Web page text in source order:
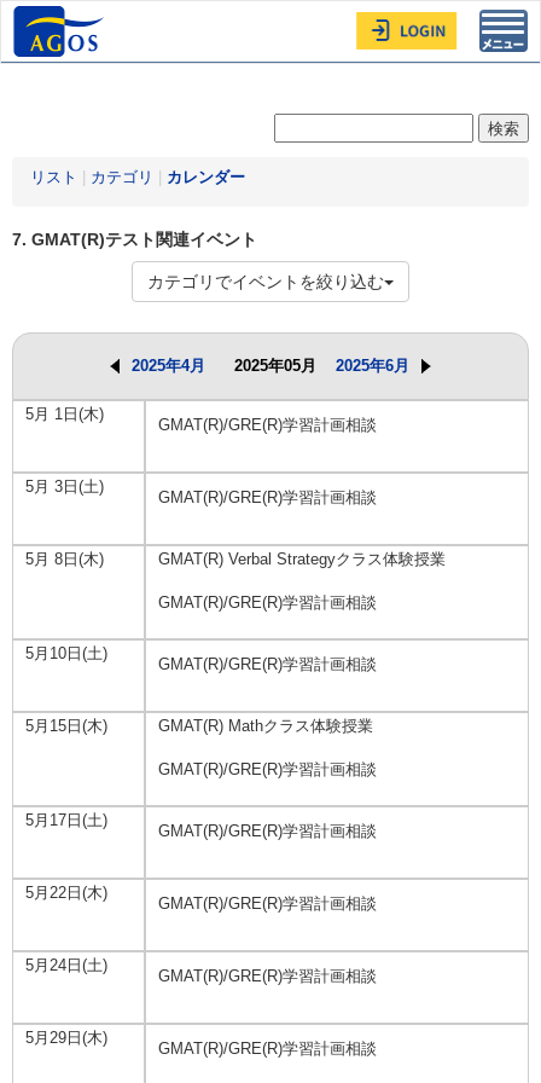
リスト カテゴリ カレンダー
7. GMAT(R)テスト関連イベント
カテゴリでイベントを絞り込む
2025年4月 2025年05月 2025年6月
5月 1日(木)
GMAT(R)/GRE(R)学習計画相談
5月 3日(土)
GMAT(R)/GRE(R)学習計画相談
5月 8日(木) GMAT(R) Verbal Strategyクラス体験授業
GMAT(R)/GRE(R)学習計画相談
5月10日(土)
GMAT(R)/GRE(R)学習計画相談
5月15日(木) GMAT(R) Mathクラス体験授業
GMAT(R)/GRE(R)学習計画相談
5月17日(土)
GMAT(R)/GRE(R)学習計画相談
5月22日(木)
GMAT(R)/GRE(R)学習計画相談
5月24日(土)
GMAT(R)/GRE(R)学習計画相談
5月29日(木)
GMAT(R)/GRE(R)学習計画相談